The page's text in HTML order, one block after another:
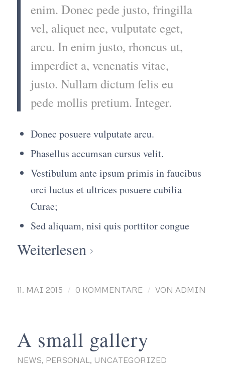
enim. Donec pede justo, fringilla
vel, aliquet nec, vulputate eget,
arcu. In enim justo, rhoncus ut,
imperdiet a, venenatis vitae,
justo. Nullam dictum felis eu
pede mollis pretium. Integer.
Donec posuere vulputate arcu.
Phasellus accumsan cursus velit.
Vestibulum ante ipsum primis in faucibus
orci luctus et ultrices posuere cubilia
Curae;
Sed aliquam, nisi quis porttitor congue
Weiterlesen
11. MAI 2015 / 0 KOMMENTARE / VON ADMIN
A small gallery
NEWS, PERSONAL, UNCATEGORIZED